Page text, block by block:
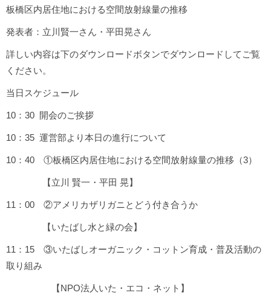
板橋区内居住地における空間放射線量の推移
発表者：立川賢一さん・平田晃さん
詳しい内容は下のダウンロードボタンでダウンロードしてご覧
ください。
当日スケジュール
10：30 開会のご挨拶
10：35 運営部より本日の進行について
10：40 ①板橋区内居住地における空間放射線量の推移（3）
【立川 賢一・平田 晃】
11：00 ②アメリカザリガニとどう付き合うか
【いたばし水と緑の会】
11：15 ③いたばしオーガニック・コットン育成・普及活動の
取り組み
【NPO法人いた・エコ・ネット】